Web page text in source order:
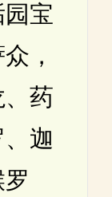
宝
，
药
迦